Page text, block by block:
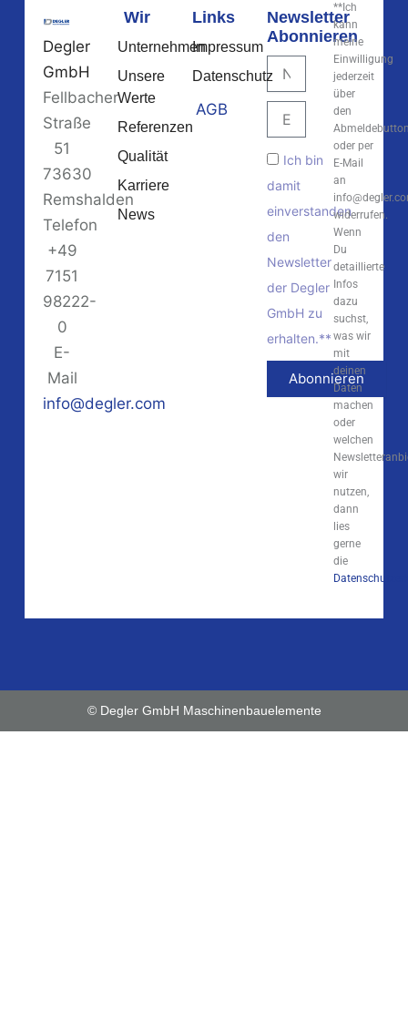
Degler
GmbH
Fellbacher
Straße
51
73630
Remshalden
Telefon
+49
7151
98222-
0
E-
Mail
info@degler.com
Wir
Unternehmen
Unsere
Werte
Referenzen
Qualität
Karriere
News
Links
Impressum
Datenschutz
AGB
Newsletter
Abonnieren
Mail
Akzeptanz
Ich bin
damit
einverstanden
den
Newsletter
der Degler
GmbH zu
erhalten.**
Abonnieren
**Ich
kann
meine
Einwilligung
jederzeit
über
den
oder per
E-Mail
an
widerrufen.
Wenn
Du
detaillierte
Infos
dazu
suchst,
was wir
mit
deinen
Daten
machen
oder
welchen
wir
nutzen,
dann
lies
gerne
die
© Degler GmbH Maschinenbauelemente